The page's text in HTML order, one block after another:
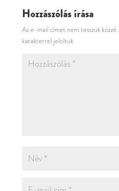
Hozzászólás írása
Az e-mail címet nem tesszük közzé.
karakterrel jelöltük